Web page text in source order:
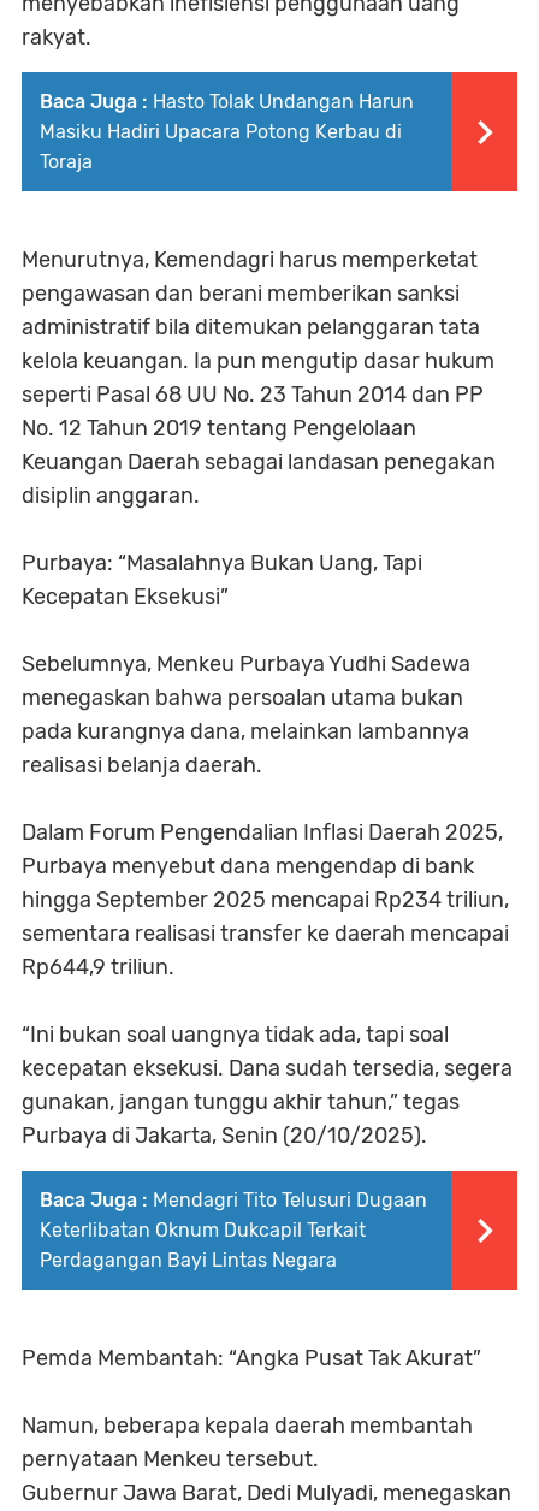
rakyat.
Baca Juga : Hasto Tolak Undangan Harun
Masiku Hadiri Upacara Potong Kerbau di
Toraja
Menurutnya, Kemendagri harus memperketat
pengawasan dan berani memberikan sanksi
administratif bila ditemukan pelanggaran tata
kelola keuangan. Ia pun mengutip dasar hukum
seperti Pasal 68 UU No. 23 Tahun 2014 dan PP
No. 12 Tahun 2019 tentang Pengelolaan
Keuangan Daerah sebagai landasan penegakan
disiplin anggaran.
Purbaya: “Masalahnya Bukan Uang, Tapi
Kecepatan Eksekusi”
Sebelumnya, Menkeu Purbaya Yudhi Sadewa
menegaskan bahwa persoalan utama bukan
pada kurangnya dana, melainkan lambannya
realisasi belanja daerah.
Dalam Forum Pengendalian Inflasi Daerah 2025,
Purbaya menyebut dana mengendap di bank
hingga September 2025 mencapai Rp234 triliun,
sementara realisasi transfer ke daerah mencapai
Rp644,9 triliun.
“Ini bukan soal uangnya tidak ada, tapi soal
kecepatan eksekusi. Dana sudah tersedia, segera
gunakan, jangan tunggu akhir tahun,” tegas
Purbaya di Jakarta, Senin (20/10/2025).
Baca Juga : Mendagri Tito Telusuri Dugaan
Keterlibatan Oknum Dukcapil Terkait
Perdagangan Bayi Lintas Negara
Pemda Membantah: “Angka Pusat Tak Akurat”
Namun, beberapa kepala daerah membantah
pernyataan Menkeu tersebut.
Gubernur Jawa Barat, Dedi Mulyadi, menegaskan